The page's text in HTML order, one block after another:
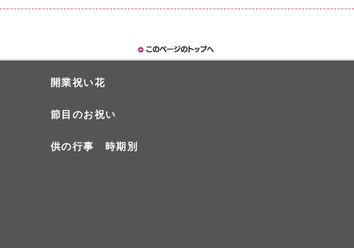
開業祝い花
節目のお祝い
供の行事 時期別